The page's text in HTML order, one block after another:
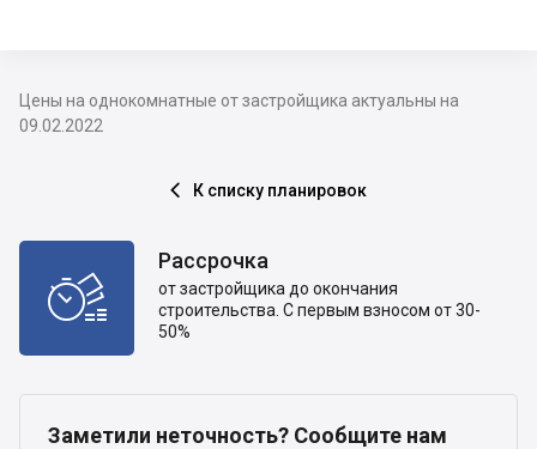
Цены на однокомнатные от застройщика актуальны на
09.02.2022
 К списку планировок

Рассрочка
от застройщика до окончания
строительства. С первым взносом от 30-
50%
Заметили неточность? Сообщите нам